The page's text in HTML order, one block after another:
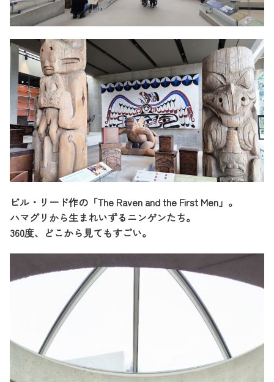
ビル・リード作の「The Raven and the First Men」。
ハマグリから生まれいずるニンゲンたち。
360度、どこから見てもすごい。